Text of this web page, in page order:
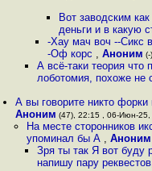
Вот заводским
деньги и в какую
-Хау мач воч --
-Оф корс ,Аноним
А всё-таки теория что
лоботомия, похоже не
А вы говорите никто
Аноним (47), 22:15 , 06-Июн-25,
На месте сторонников
упоминал бы А , Аноним
Зря ты так Я вот буду
напишу пару